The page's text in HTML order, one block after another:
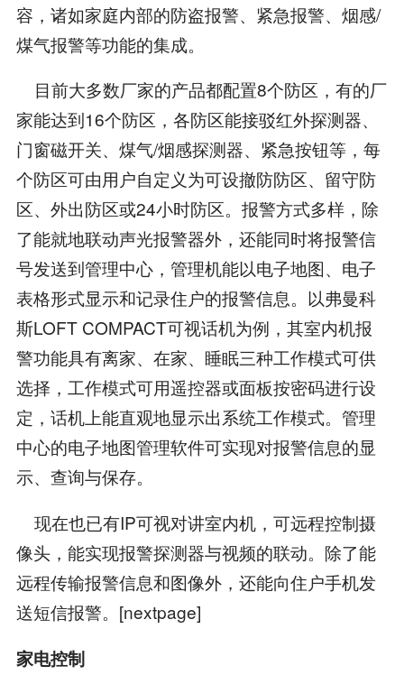
容，诸如家庭内部的防盗报警、紧急报警、烟感/
煤气报警等功能的集成。
目前大多数厂家的产品都配置8个防区，有的厂
家能达到16个防区，各防区能接驳红外探测器、
门窗磁开关、煤气/烟感探测器、紧急按钮等，每
个防区可由用户自定义为可设撤防防区、留守防
区、外出防区或24小时防区。报警方式多样，除
了能就地联动声光报警器外，还能同时将报警信
号发送到管理中心，管理机能以电子地图、电子
表格形式显示和记录住户的报警信息。以弗曼科
斯LOFT COMPACT可视话机为例，其室内机报
警功能具有离家、在家、睡眠三种工作模式可供
选择，工作模式可用遥控器或面板按密码进行设
定，话机上能直观地显示出系统工作模式。管理
中心的电子地图管理软件可实现对报警信息的显
示、查询与保存。
现在也已有IP可视对讲室内机，可远程控制摄
像头，能实现报警探测器与视频的联动。除了能
远程传输报警信息和图像外，还能向住户手机发
送短信报警。[nextpage]
家电控制